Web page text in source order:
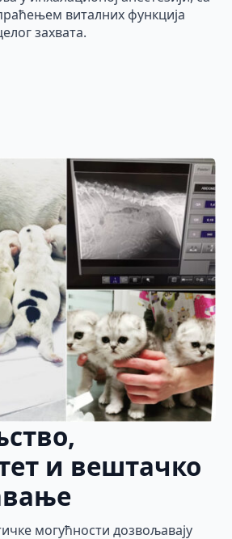
виталних функција
захвата.
и вештачко
могућности дозвољавају